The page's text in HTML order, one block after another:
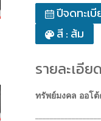
ปีจดทะเ
สี : ส้ม
รายละเอี
ทรัพย์มงคล ออโ